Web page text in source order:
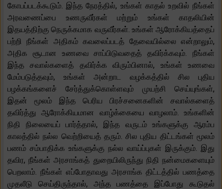
கோபப்படக்கூடும். இந்த நேரத்தில், உங்கள் காதல் உறவில் நீங்கள்
அரவணைப்பை உணருவீர்கள் மற்றும் உங்கள் காதலியின்
இதயத்திற்கு நெருக்கமாக வருவீர்கள். உங்கள் ஆரோக்கியத்தைப்
பற்றி நீங்கள் அதிகம் கவலைப்படத் தேவையில்லை என்றாலும்,
அதிக சூடான உணவை சாப்பிடுவதைத் தவிர்க்கவும். நீங்கள்
இந்த சவால்களைத் தவிர்க்க விரும்பினால், உங்கள் உணவை
மேம்படுத்தவும், உங்கள் அன்றாட வழக்கத்தில் சில புதிய
பழக்கங்களைச் சேர்த்துக்கொள்ளவும் முயற்சி செய்யுங்கள்,
இதன் மூலம் இந்த பெரிய பிரச்சனைகளின் சவால்களைத்
தவிர்த்து ஆரோக்கியமான வாழ்க்கையை வாழலாம். உங்களின்
நிதி நிலையைப் பார்த்தால், இந்த வருடம் உங்களுக்கு ஆரம்ப
காலத்தில் நல்ல வெற்றியைத் தரும். சில புதிய திட்டங்கள் மூலம்
பணம் சம்பாதிக்க உங்களுக்கு நல்ல வாய்ப்புகள் இருக்கும். இது
தவிர, நீங்கள் அரசாங்கத் துறையிலிருந்து நிதி நன்மைகளையும்
பெறலாம். நீங்கள் எப்போதாவது அரசாங்க திட்டத்தில் பணத்தை
முதலீடு செய்திருந்தால், அந்த பணத்தை இப்போது கூடுதல்